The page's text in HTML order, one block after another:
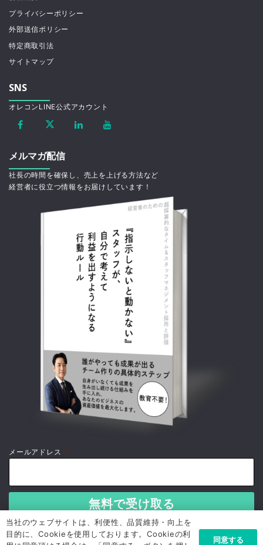
プライバシーポリシー
外部送信ポリシー
特定商取引法
サイトマップ
SNS
オレコンLINE公式アカウント
メルマガ配信
社長の時間を確保し、売上を上げる方法など
経営者に役立つ情報をお届けしています！
メールアドレス *
当社のウェブサイトは、利便性、品質維持・向上を
目的に、Cookieを使用しております。Cookieの利
同意する